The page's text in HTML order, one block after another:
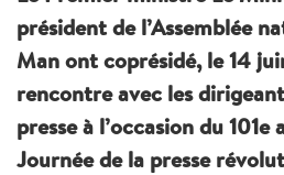
président de l’Assemblée
Man ont coprésidé, le 14
rencontre avec les
presse à l’occasion du
Journée de la presse